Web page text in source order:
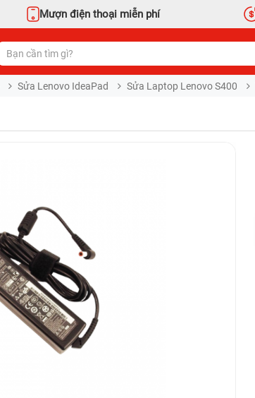
Mượn điện thoại miễn phí
Sửa Lenovo IdeaPad Sửa Laptop Lenovo S400